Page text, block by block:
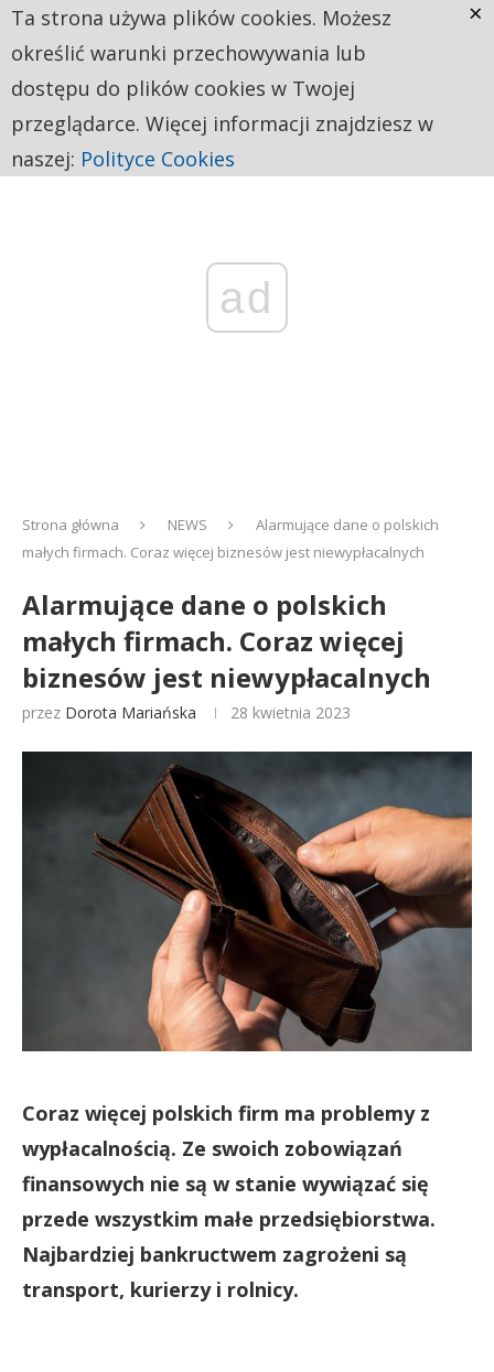
ad
Strona główna NEWS
Alarmujące dane o polskich
małych firmach. Coraz więcej biznesów jest niewypłacalnych
Alarmujące dane o polskich
małych firmach. Coraz więcej
biznesów jest niewypłacalnych
przez Dorota Mariańska 28 kwietnia 2023
Coraz więcej polskich firm ma problemy z
wypłacalnością. Ze swoich zobowiązań
finansowych nie są w stanie wywiązać się
przede wszystkim małe przedsiębiorstwa.
Najbardziej bankructwem zagrożeni są
transport, kurierzy i rolnicy.
Ta strona używa plików cookies. Możesz
określić warunki przechowywania lub
dostępu do plików cookies w Twojej
przeglądarce. Więcej informacji znajdziesz w
naszej: Polityce Cookies
×